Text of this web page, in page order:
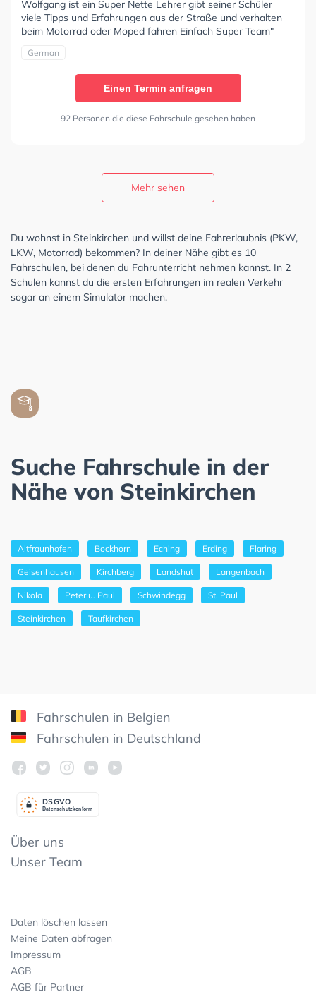
Wolfgang ist ein Super Nette Lehrer gibt seiner Schüler
viele Tipps und Erfahrungen aus der Straße und verhalten
beim Motorrad oder Moped fahren Einfach Super Team"
German
Einen Termin anfragen
92 Personen die diese Fahrschule gesehen haben
Mehr sehen
Du wohnst in Steinkirchen und willst deine Fahrerlaubnis (PKW,
LKW, Motorrad) bekommen? In deiner Nähe gibt es 10
Fahrschulen, bei denen du Fahrunterricht nehmen kannst. In 2
Schulen kannst du die ersten Erfahrungen im realen Verkehr
sogar an einem Simulator machen.
Suche Fahrschule in der
Nähe von Steinkirchen
Altfraunhofen Bockhorn Eching Erding Flaring
Geisenhausen Kirchberg Landshut Langenbach
Nikola Peter u. Paul Schwindegg St. Paul
Steinkirchen Taufkirchen
Fahrschulen in Belgien
Fahrschulen in Deutschland
Datenschutzkonform
DSGVO
Über uns
Unser Team
Daten löschen lassen
Meine Daten abfragen
Impressum
AGB
AGB für Partner